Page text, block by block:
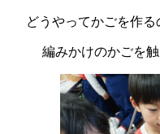
どうやってかごを作
編みかけのかごを